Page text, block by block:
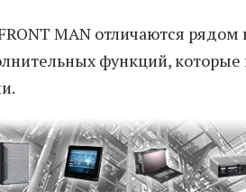
MAN отличаются
функций,